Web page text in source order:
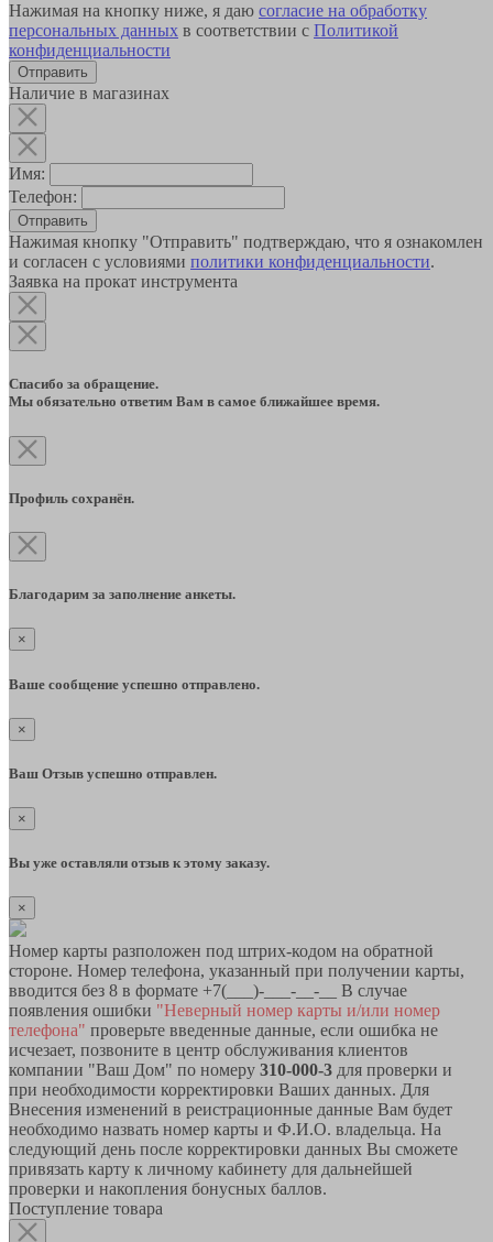
Нажимая на кнопку ниже, я даю согласие на обработку
персональных данных в соответствии с Политикой
конфиденциальности
Наличие в магазинах
Имя:
Телефон:
Отправить
Нажимая кнопку "Отправить" подтверждаю, что я ознакомлен
и согласен с условиями политики конфиденциальности.
Заявка на прокат инструмента
Спасибо за обращение.
Мы обязательно ответим Вам в самое ближайшее время.
Профиль сохранён.
Благодарим за заполнение анкеты.
×
Ваше сообщение успешно отправлено.
×
Ваш Отзыв успешно отправлен.
×
Вы уже оставляли отзыв к этому заказу.
×
Номер карты разположен под штрих-кодом на обратной
стороне. Номер телефона, указанный при получении карты,
вводится без 8 в формате +7(___)-___-__-__ В случае
появления ошибки "Неверный номер карты и/или номер
телефона" проверьте введенные данные, если ошибка не
исчезает, позвоните в центр обслуживания клиентов
компании "Ваш Дом" по номеру 310-000-3 для проверки и
при необходимости корректировки Ваших данных. Для
Внесения изменений в реистрационные данные Вам будет
необходимо назвать номер карты и Ф.И.О. владельца. На
следующий день после корректировки данных Вы сможете
привязать карту к личному кабинету для дальнейшей
проверки и накопления бонусных баллов.
Поступление товара